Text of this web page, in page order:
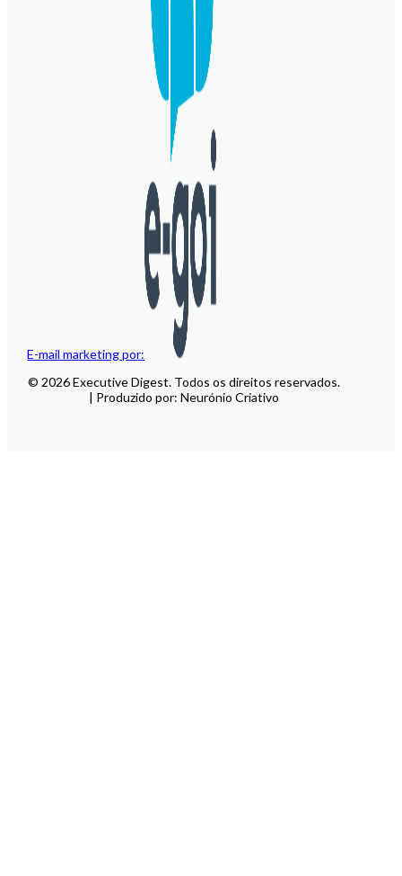
E-mail marketing por:
© 2026 Executive Digest. Todos os direitos reservados.
| Produzido por: Neurónio Criativo